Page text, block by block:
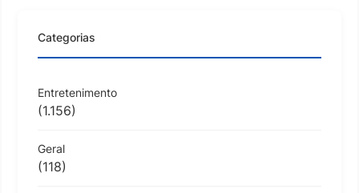
Categorias
Entretenimento
(1.156)
Geral
(118)